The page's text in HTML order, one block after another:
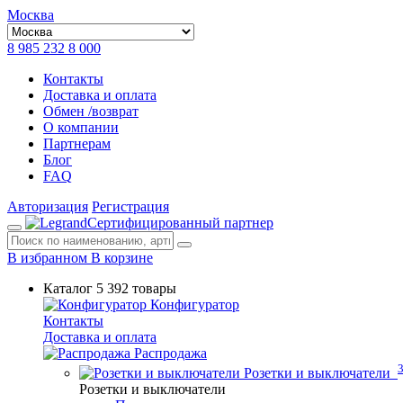
Москва
8 985 232 8 000
Контакты
Доставка и оплата
Обмен /возврат
О компании
Партнерам
Блог
FAQ
Авторизация Регистрация
Сертифицированный партнер
В избранном В корзине
Каталог 5 392 товары
Конфигуратор
Контакты
Доставка и оплата
Распродажа
Розетки и выключатели
Розетки и выключатели